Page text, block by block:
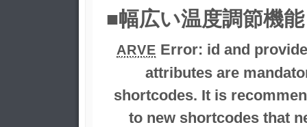
■幅広い温度調節機能
ARVE Error: id and
attributes are
shortcodes. It is
to new shortcodes that